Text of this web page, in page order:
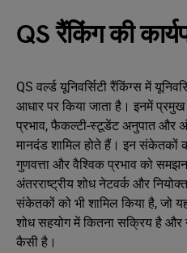
QS रैंकिंग की
QS वर्ल्ड यूनिवर्सिटी रैंकिंग्स में
आधार पर किया जाता है। इनमें प्रमुख
प्रभाव, फैकल्टी-स्टूडेंट अनुपात और
मानदंड शामिल होते हैं। इन संकेतकों
गुणवत्ता और वैश्विक प्रभाव को
अंतरराष्ट्रीय शोध नेटवर्क और
संकेतकों को भी शामिल किया है, जो
शोध सहयोग में कितना सक्रिय है और
कैसी है।